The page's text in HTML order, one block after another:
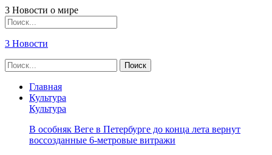
3 Новости о мире
3 Новости
Главная
Культура
Культура
В особняк Веге в Петербурге до конца лета вернут
воссозданные 6-метровые витражи